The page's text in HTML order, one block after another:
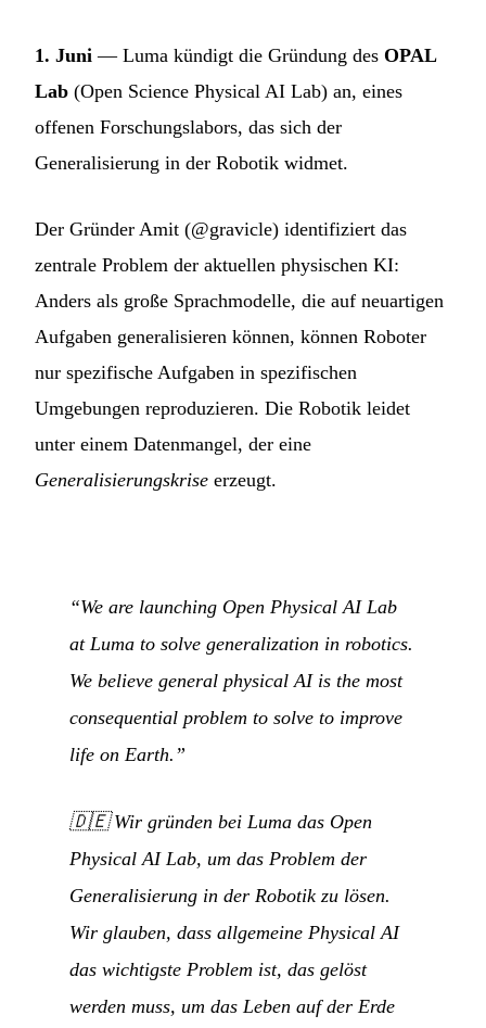
1. Juni — Luma kündigt die Gründung des OPAL
Lab (Open Science Physical AI Lab) an, eines
offenen Forschungslabors, das sich der
Generalisierung in der Robotik widmet.
Der Gründer Amit (@gravicle) identifiziert das
zentrale Problem der aktuellen physischen KI:
Anders als große Sprachmodelle, die auf neuartigen
Aufgaben generalisieren können, können Roboter
nur spezifische Aufgaben in spezifischen
Umgebungen reproduzieren. Die Robotik leidet
unter einem Datenmangel, der eine
Generalisierungskrise erzeugt.
“We are launching Open Physical AI Lab
at Luma to solve generalization in robotics.
We believe general physical AI is the most
consequential problem to solve to improve
life on Earth.”
🇩🇪Wir gründen bei Luma das Open
Physical AI Lab, um das Problem der
Generalisierung in der Robotik zu lösen.
Wir glauben, dass allgemeine Physical AI
das wichtigste Problem ist, das gelöst
werden muss, um das Leben auf der Erde